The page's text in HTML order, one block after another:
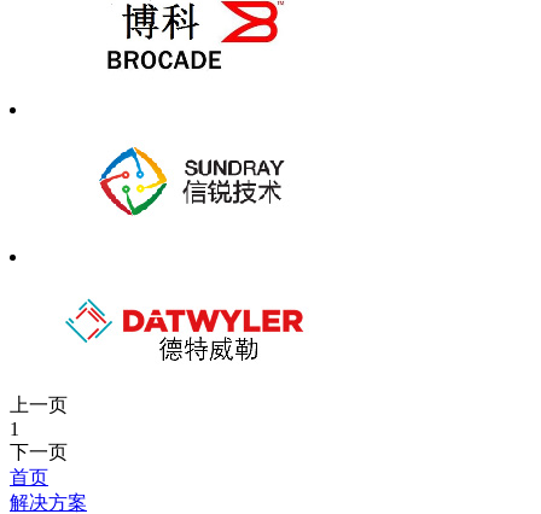
上一页
1
下一页
首页
解决方案